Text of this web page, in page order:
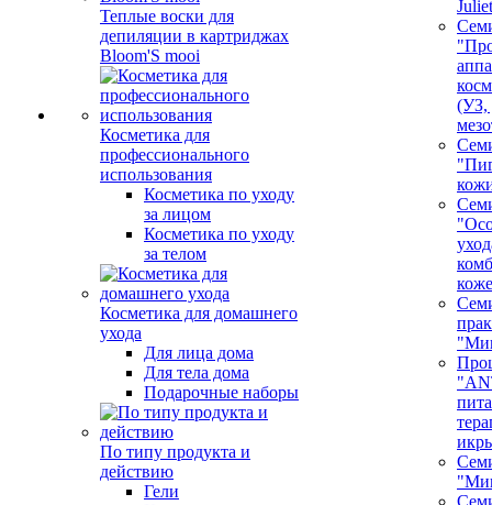
Теплые воски для
депиляции в картриджах
Bloom'S mooi
Косметика для
профессионального
использования
Косметика по уходу
за лицом
Косметика по уходу
за телом
Косметика для домашнего
ухода
Для лица дома
Для тела дома
Подарочные наборы
По типу продукта и
действию
Гели
(УЗ,